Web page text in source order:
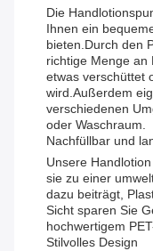
Die
Ihnen ein
bieten.Durch den
richtige Menge an
etwas verschüttet
wird.Außerdem
verschiedenen
oder Waschraum.
Nachfüllbar und
Unsere
sie zu einer
dazu beiträgt,
Sicht sparen Sie
hochwertigem
Stilvolles Design